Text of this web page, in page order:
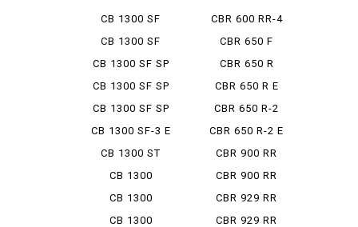
BOLDOR
CB 1300 SF
BOLDOR ...
CB 1300 SF
FINAL ED
CB 1300 SF SP
CB 1300 SF SP
ABS ...
CB 1300 SF SP
FINA...
CB 1300 SF-3 E
PAC...
CB 1300 ST
CB 1300
SUPER BOL...
CB 1300
SUPER BOL...
CB 1300
CBR 600 RR-4
CBR 650 F
CBR 650 R
CBR 650 R E
CLUTCH
CBR 650 R-2
CBR 650 R-2 E
CLUTCH
CBR 900 RR
CBR 900 RR
FIRE BL...
CBR 929 RR
CBR 929 RR